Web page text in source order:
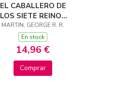
EL CABALLERO DE
LOS SIETE REINOS
(CANCIÓN DE HIELO
Y FUEGO)
MARTIN, GEORGE R. R.
En stock
14,96 €
Comprar